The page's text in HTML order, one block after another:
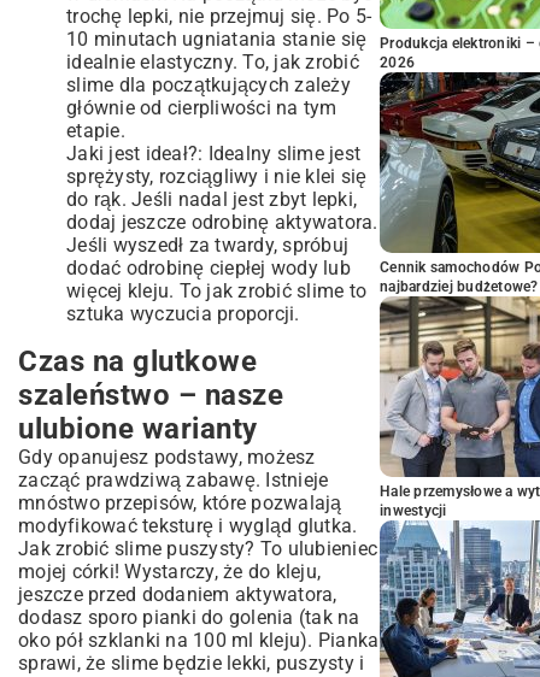
trochę lepki, nie przejmuj się. Po 5-
10 minutach ugniatania stanie się
idealnie elastyczny. To, jak zrobić
slime dla początkujących zależy
głównie od cierpliwości na tym
etapie.
Jaki jest ideał?: Idealny slime jest
sprężysty, rozciągliwy i nie klei się
do rąk. Jeśli nadal jest zbyt lepki,
dodaj jeszcze odrobinę aktywatora.
Jeśli wyszedł za twardy, spróbuj
dodać odrobinę ciepłej wody lub
więcej kleju. To jak zrobić slime to
sztuka wyczucia proporcji.
Czas na glutkowe
szaleństwo – nasze
ulubione warianty
Gdy opanujesz podstawy, możesz
zacząć prawdziwą zabawę. Istnieje
mnóstwo przepisów, które pozwalają
modyfikować teksturę i wygląd glutka.
Jak zrobić slime puszysty? To ulubieniec
mojej córki! Wystarczy, że do kleju,
jeszcze przed dodaniem aktywatora,
dodasz sporo pianki do golenia (tak na
oko pół szklanki na 100 ml kleju). Pianka
sprawi, że slime będzie lekki, puszysty i
Produkcja elektroniki –
2026
Cennik samochodów
najbardziej budżetowe?
Hale przemysłowe a
inwestycji